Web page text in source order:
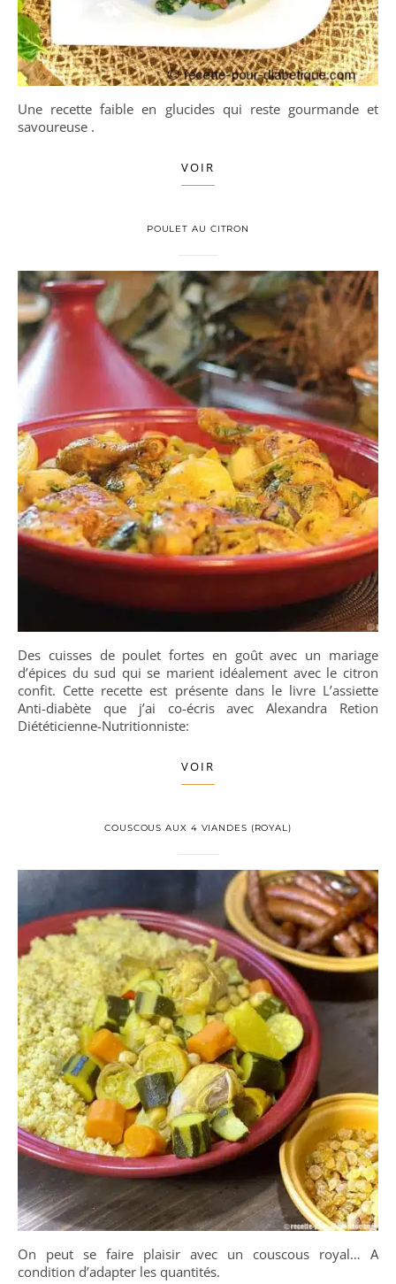
Une recette faible en glucides qui reste gourmande et
savoureuse .
VOIR
POULET AU CITRON
Des cuisses de poulet fortes en goût avec un mariage
d’épices du sud qui se marient idéalement avec le citron
confit. Cette recette est présente dans le livre L’assiette
Anti-diabète que j’ai co-écris avec Alexandra Retion
Diététicienne-Nutritionniste:
VOIR
COUSCOUS AUX 4 VIANDES (ROYAL)
On peut se faire plaisir avec un couscous royal… A
condition d’adapter les quantités.